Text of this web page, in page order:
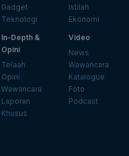
Gadget
Teknologi
Istilah
Ekonomi
In-Depth &
Opini
Telaah
Opini
Wawancara
Laporan
Khusus
Video
News
Wawancara
Katalogue
Foto
Podcast